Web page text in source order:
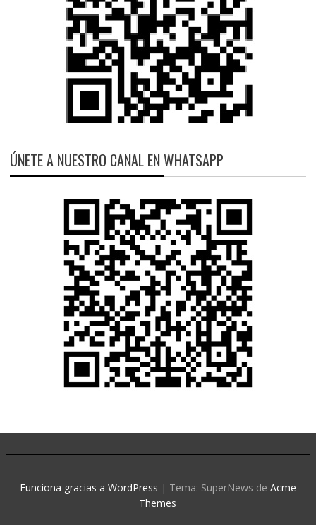
ÚNETE A NUESTRO CANAL EN WHATSAPP
Funciona gracias a WordPress | Tema: SuperNews de Acme
Themes